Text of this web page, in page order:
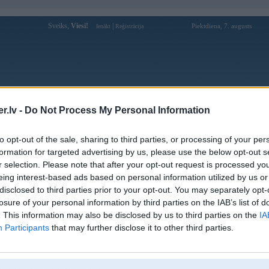
- Do Not Process My Personal Information
opt-out of the sale, sharing to third parties, or processing of your
for targeted advertising by us, please use the below opt-out
selection. Please note that after your opt-out request is processed
interest-based ads based on personal information utilized by us
to third parties prior to your opt-out. You may separately
of your personal information by third parties on the IAB’s list of
This information may also be disclosed by us to third parties on the
Participants that may further disclose it to other third parties.
Sveiks, Viesi! Ienākt Reģistrācija Piektdiena, 7. augusts
Forums Galerijas Reģistrācija Lietotāji
Lietotāja garaijs profils
Lietotājvārds:
garaijs
Nodarbošanās:
auto
Intereses:
auto
Ziņojumi forumā:
19
[Pēdējie ziņojumi forumā]